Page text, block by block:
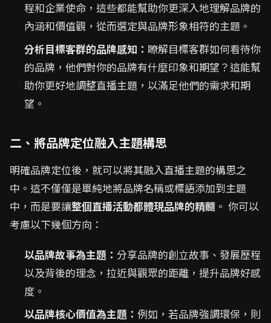
程和企業使命，這些都能幫助你更深入地理解品牌的
內涵和價值觀，從而選定與品牌形象相符的主題。
分析目標客群的品牌感知： 瞭解目標客群如何看待你
的品牌，他們對你的品牌有什麼印象和期望？這能幫
助你更好地調整直播主題，以滿足他們的需求和期
望。
二、將品牌定位融入主題構思
明確品牌定位後，就可以將其融入直播主題的構思之
中。這不僅僅是單純地將品牌名稱或標語添加到主題
中，而是要讓整個直播活動都體現品牌的精髓 。 你可以
考慮以下幾個方向：
以品牌故事為主題： 分享品牌的創立故事、發展歷程
以及背後的理念，拉近與觀眾的距離，提升品牌好感
度。
以品牌核心價值為主題： 例如，若品牌強調環保，則